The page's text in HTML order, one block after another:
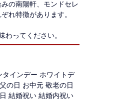
の南陽軒、モンドセレ
れ特徴があります。
わってください。
インデー ホワイトデ
の日 お中元 敬老の日
結婚祝い 結婚内祝い